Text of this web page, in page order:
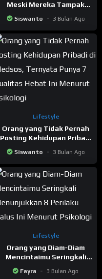
Meski Mereka Tampak
Siapapun Menurut
Psikologi
Siswanto 3 Bulan Ago
Lifestyle
Orang yang Tidak Pernah
Posting Kehidupan Pribadi
di Medsos, Ternyata
Punya 7 Kualitas Hebat Ini
Menurut Psikologi
Siswanto 3 Bulan Ago
Lifestyle
Orang yang Diam-Diam
Mencintaimu Seringkali
Menunjukkan 8 Perilaku
Halus Ini Menurut
Fayra 3 Bulan Ago